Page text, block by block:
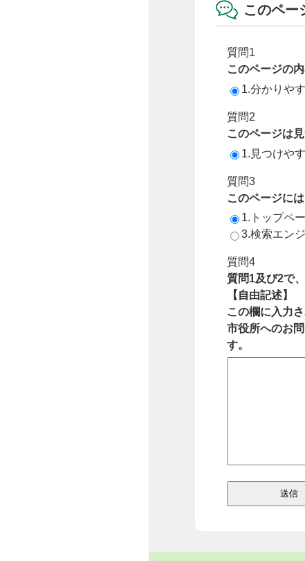
このペー
質問1
このページの
1.分かりや
質問2
このページは
1.見つけや
質問3
このページに
1.トップペ
3.検索エン
質問4
質問1及び2で
【自由記述】
この欄に入力
市役所へのお
す。